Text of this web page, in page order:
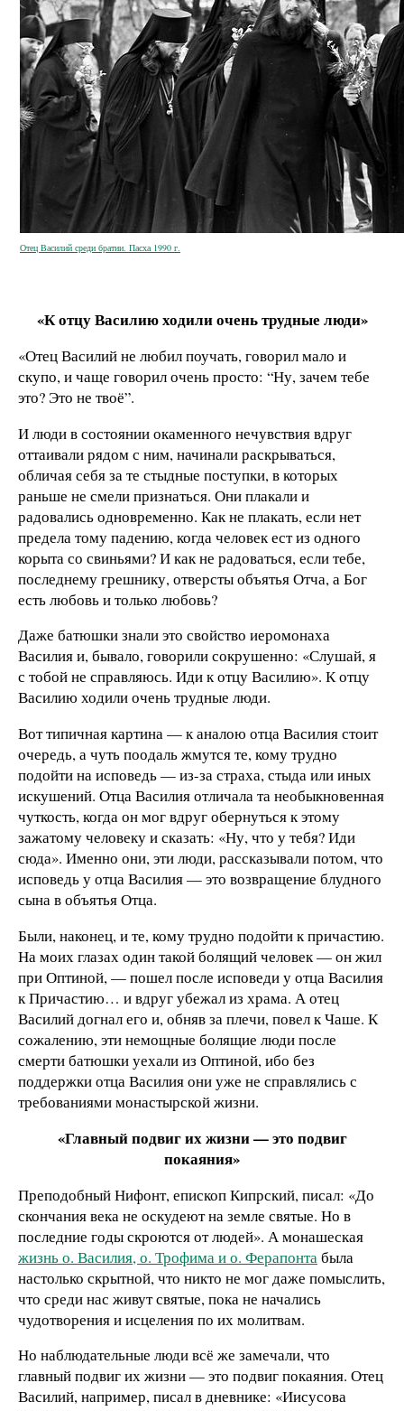
Отец Василий среди братии. Пасха 1990 г.
«К отцу Василию ходили очень трудные люди»
«Отец Василий не любил поучать, говорил мало и
скупо, и чаще говорил очень просто: “Ну, зачем тебе
это? Это не твоё”.
И люди в состоянии окаменного нечувствия вдруг
оттаивали рядом с ним, начинали раскрываться,
обличая себя за те стыдные поступки, в которых
раньше не смели признаться. Они плакали и
радовались одновременно. Как не плакать, если нет
предела тому падению, когда человек ест из одного
корыта со свиньями? И как не радоваться, если тебе,
последнему грешнику, отверсты объятья Отча, а Бог
есть любовь и только любовь?
Даже батюшки знали это свойство иеромонаха
Василия и, бывало, говорили сокрушенно: «Слушай, я
с тобой не справляюсь. Иди к отцу Василию». К отцу
Василию ходили очень трудные люди.
Вот типичная картина — к аналою отца Василия стоит
очередь, а чуть поодаль жмутся те, кому трудно
подойти на исповедь — из-за страха, стыда или иных
искушений. Отца Василия отличала та необыкновенная
чуткость, когда он мог вдруг обернуться к этому
зажатому человеку и сказать: «Ну, что у тебя? Иди
сюда». Именно они, эти люди, рассказывали потом, что
исповедь у отца Василия — это возвращение блудного
сына в объятья Отца.
Были, наконец, и те, кому трудно подойти к причастию.
На моих глазах один такой болящий человек — он жил
при Оптиной, — пошел после исповеди у отца Василия
к Причастию… и вдруг убежал из храма. А отец
Василий догнал его и, обняв за плечи, повел к Чаше. К
сожалению, эти немощные болящие люди после
смерти батюшки уехали из Оптиной, ибо без
поддержки отца Василия они уже не справлялись с
требованиями монастырской жизни.
«Главный подвиг их жизни — это подвиг
покаяния»
Преподобный Нифонт, епископ Кипрский, писал: «До
скончания века не оскудеют на земле святые. Но в
последние годы скроются от людей». А монашеская
жизнь о. Василия, о. Трофима и о. Ферапонтабыла
настолько скрытной, что никто не мог даже помыслить,
что среди нас живут святые, пока не начались
чудотворения и исцеления по их молитвам.
Но наблюдательные люди всё же замечали, что
главный подвиг их жизни — это подвиг покаяния. Отец
Василий, например, писал в дневнике: «Иисусова